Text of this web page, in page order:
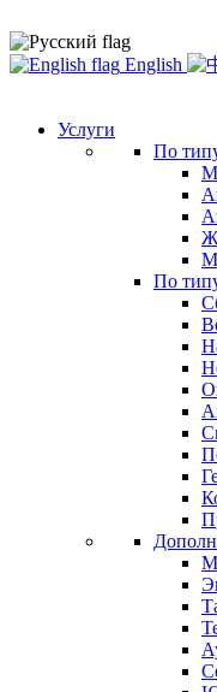
English
Услуги
По
По